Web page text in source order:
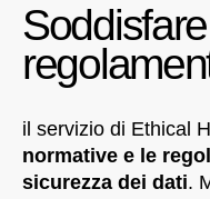
il servizio di Ethical
normative e le
sicurezza dei dati.